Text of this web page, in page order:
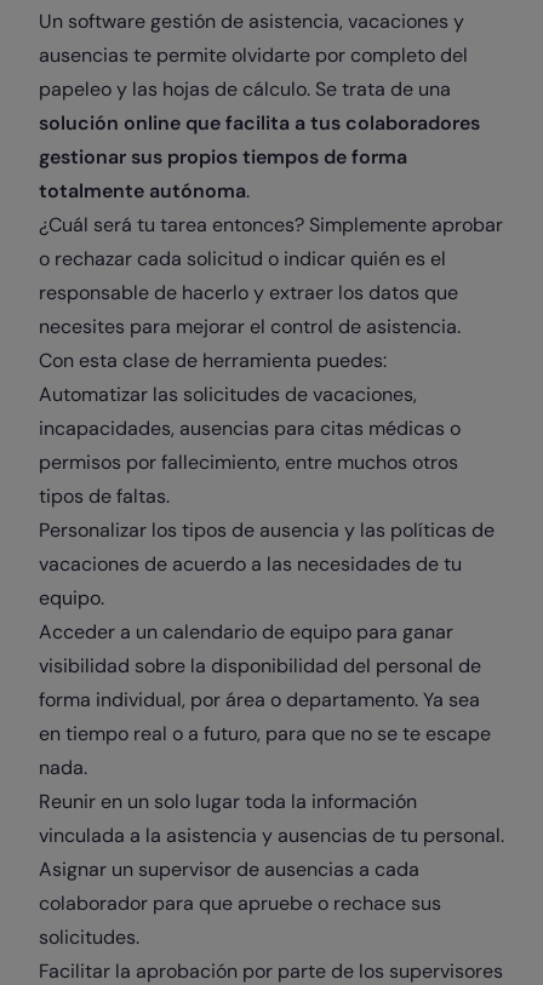
Un software gestión de asistencia, vacaciones y
ausencias te permite olvidarte por completo del
papeleo y las hojas de cálculo. Se trata de una
solución online que facilita a tus colaboradores
gestionar sus propios tiempos de forma
totalmente autónoma.
¿Cuál será tu tarea entonces? Simplemente aprobar
o rechazar cada solicitud o indicar quién es el
responsable de hacerlo y extraer los datos que
necesites para mejorar el control de asistencia.
Con esta clase de herramienta puedes:
Automatizar las solicitudes de vacaciones,
incapacidades, ausencias para citas médicas o
permisos por fallecimiento, entre muchos otros
tipos de faltas.
Personalizar los tipos de ausencia y las políticas de
vacaciones de acuerdo a las necesidades de tu
equipo.
Acceder a un calendario de equipo para ganar
visibilidad sobre la disponibilidad del personal de
forma individual, por área o departamento. Ya sea
en tiempo real o a futuro, para que no se te escape
nada.
Reunir en un solo lugar toda la información
vinculada a la asistencia y ausencias de tu personal.
Asignar un supervisor de ausencias a cada
colaborador para que apruebe o rechace sus
solicitudes.
Facilitar la aprobación por parte de los supervisores